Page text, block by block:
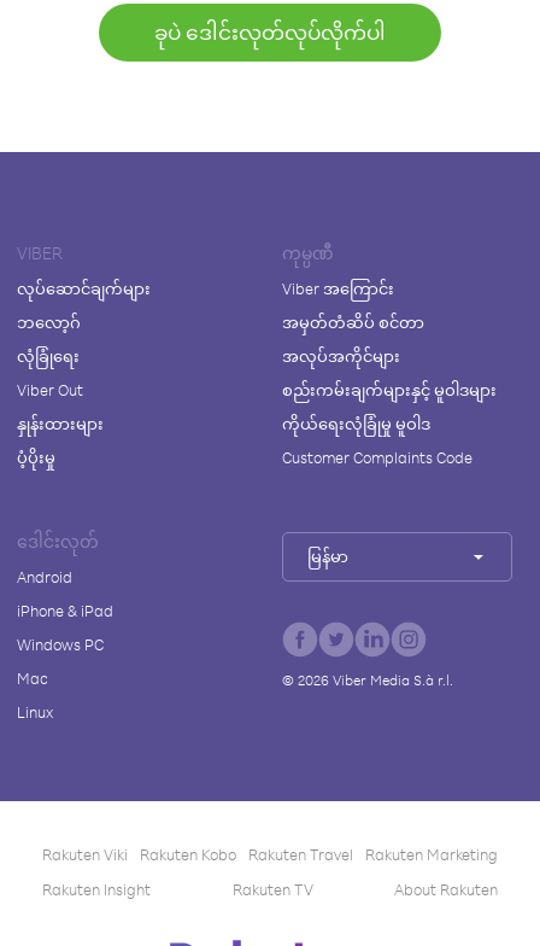
ခုပဲ ဒေါင်းလုတ်လုပ်လိုက်ပါ
VIBER
လုပ်ဆောင်ချက်များ
ဘလော့ဂ်
လုံခြုံရေး
Viber Out
နှုန်းထားများ
ပံ့ပိုးမှု
ကုမ္ပဏီ
Viber အကြောင်း
အမှတ်တံဆိပ် စင်တာ
အလုပ်အကိုင်များ
စည်းကမ်းချက်များနှင့် မူဝါဒများ
ကိုယ်ရေးလုံခြုံမှု မူဝါဒ
Customer Complaints Code
ဒေါင်းလုတ်
Android
iPhone & iPad
Windows PC
Mac
Linux
မြန်မာ
© 2026Viber Media S.à r.l.
Rakuten Viki Rakuten Kobo Rakuten Travel
Rakuten Marketing
Rakuten Insight
Rakuten TV About Rakuten